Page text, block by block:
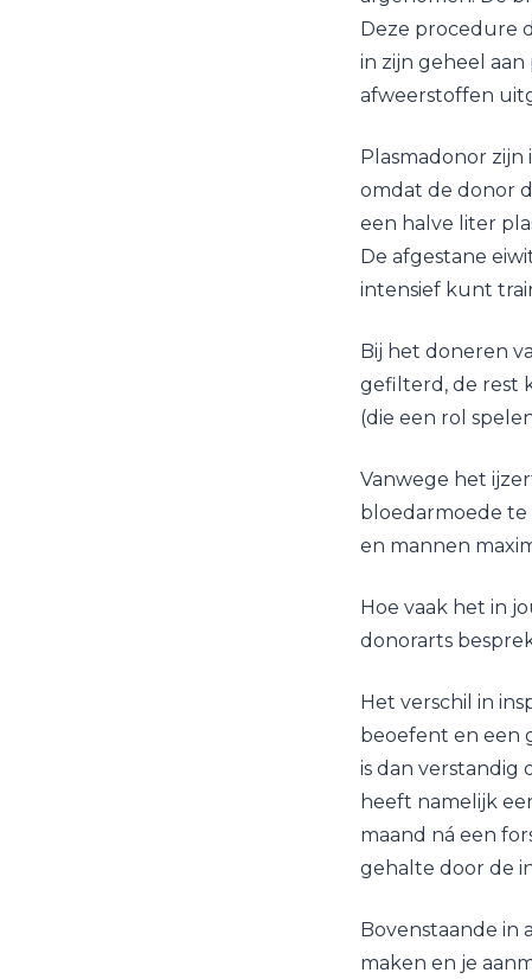
Deze procedure
in zijn geheel
afweerstoffen
Plasmadonor
omdat de donor
een halve liter
De afgestane
intensief kunt
Bij het doneren
gefilterd, de rest
(die een rol
Vanwege het
bloedarmoede
en mannen
Hoe vaak het in
donorarts
Het verschil in
beoefent en een
is dan verstandig
heeft namelijk
maand ná een
gehalte door de
Bovenstaande in
maken en je